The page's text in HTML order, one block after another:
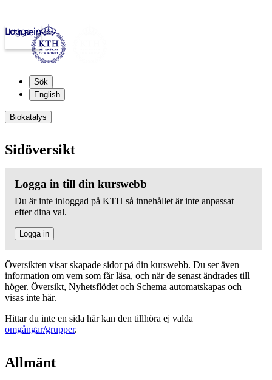
kth.se
Logga in
Sök
English
Biokatalys
Sidöversikt
Logga in till din kurswebb
Du är inte inloggad på KTH så innehållet är inte anpassat
efter dina val.
Logga in
Översikten visar skapade sidor på din kurswebb. Du ser även
information om vem som får läsa, och när de senast ändrades till
höger. Översikt, Nyhetsflödet och Schema automatskapas och
visas inte här.
Hittar du inte en sida här kan den tillhöra ej valda
omgångar/grupper.
Allmänt